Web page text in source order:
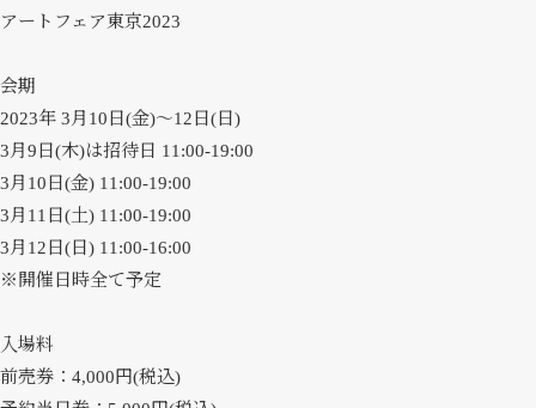
アートフェア東京2023
会期
2023年 3月10日(金)～12日(日)
3月9日(木)は招待日 11:00-19:00
3月10日(金) 11:00-19:00
3月11日(土) 11:00-19:00
3月12日(日) 11:00-16:00
※開催日時全て予定
入場料
前売券：4,000円(税込)